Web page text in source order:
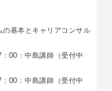
の基本とキャリアコンサル
00：中島講師（受付中
00：中島講師（受付中